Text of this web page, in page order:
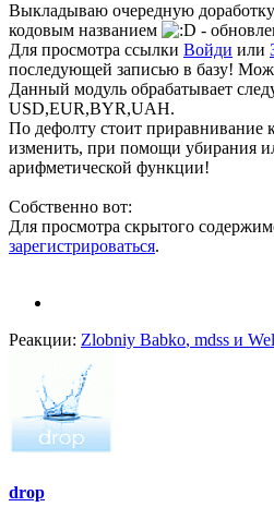
Выкладываю очередную
кодовым названием
-
Для просмотра ссылки Войди или
последующей записью в базу!
Данный модуль обрабатывает
USD,EUR,BYR,UAH.
По дефолту стоит
изменить, при помощи убирания
арифметической функции!
Собственно вот:
Для просмотра скрытого
зарегистрироваться.
Реакции: Zlobniy Babko, mdss и
drop